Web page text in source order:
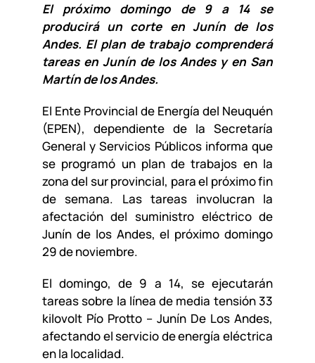
El próximo domingo de 9 a 14 se
producirá un corte en Junín de los
Andes. El plan de trabajo comprenderá
tareas en Junín de los Andes y en San
Martín de los Andes.
El Ente Provincial de Energía del Neuquén
(EPEN), dependiente de la Secretaría
General y Servicios Públicos informa que
se programó un plan de trabajos en la
zona del sur provincial, para el próximo fin
de semana. Las tareas involucran la
afectación del suministro eléctrico de
Junín de los Andes, el próximo domingo
29 de noviembre.
El domingo, de 9 a 14, se ejecutarán
tareas sobre la línea de media tensión 33
kilovolt Pío Protto – Junín De Los Andes,
afectando el servicio de energía eléctrica
en la localidad.